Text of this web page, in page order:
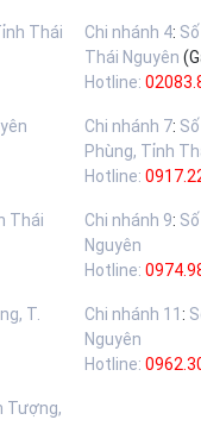
Thái
Chi nhánh 4:
Thái Nguyên
Hotline:
Chi nhánh 7:
Phùng, Tỉnh
Hotline:
Thái
Chi nhánh 9:
Nguyên
Hotline:
T.
Chi nhánh 11 :
Nguyên
Hotline:
Tượng,